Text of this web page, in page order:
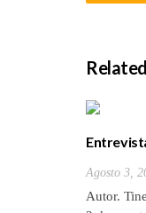
Agosto 3,
Autor.